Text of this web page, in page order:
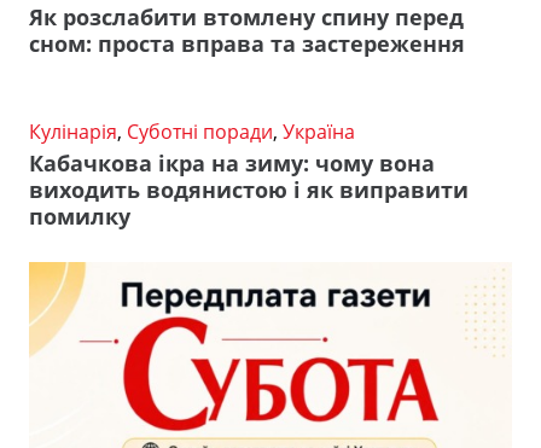
Як розслабити втомлену спину перед
сном: проста вправа та застереження
Кулінарія, Суботні поради, Україна
Кабачкова ікра на зиму: чому вона
виходить водянистою і як виправити
помилку